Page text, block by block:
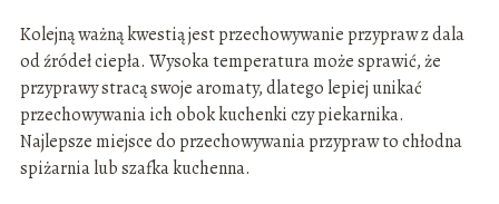
Kolejną ważną kwestią jest przechowywanie przypraw z dala
od źródeł ciepła. Wysoka temperatura może sprawić, że
przyprawy stracą swoje aromaty, dlatego lepiej unikać
przechowywania ich obok kuchenki czy piekarnika.
Najlepsze miejsce do przechowywania przypraw to chłodna
spiżarnia lub szafka kuchenna.